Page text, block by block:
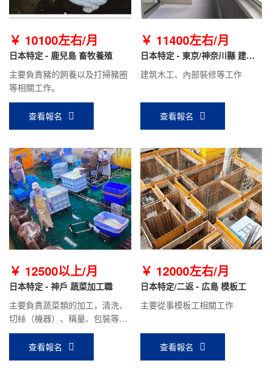
￥ 10100左右/月
日本特定 - 鹿兒島 畜牧養殖
主要負責豬的飼養以及打掃豬圈
等相關工作。
查看報名
￥ 11400左右/月
日本特定 - 東京/神奈川縣 建筑
建筑木工、內部裝修等工作
查看報名
￥ 12500以上/月
日本特定 - 神戶 蔬菜加工職
主要負責蔬菜類的加工，清洗、
切絲（機器）、稱量、包裝等工
作。
查看報名
￥ 12000左右/月
日本特定/二返 - 広島 模板工
主要從事模板工相關工作
查看報名